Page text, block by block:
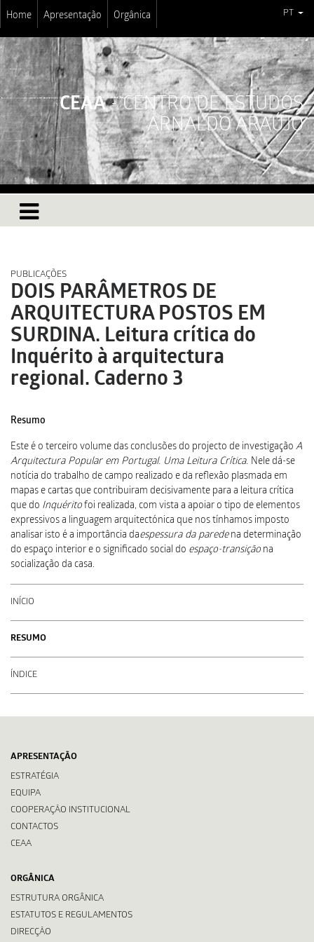
Home Apresentação Orgânica PT
CEAA- CENTRO DE ESTUDOS
ARNALDO ARAÚJO
PUBLICAÇÕES
DOIS PARÂMETROS DE
ARQUITECTURA POSTOS EM
SURDINA. Leitura crítica do
Inquérito à arquitectura
regional. Caderno 3
Resumo
Este é o terceiro volume das conclusões do projecto de investigação A
Arquitectura Popular em Portugal. Uma Leitura Crítica. Nele dá-se
notícia do trabalho de campo realizado e da reflexão plasmada em
mapas e cartas que contribuiram decisivamente para a leitura crítica
que do Inquéritofoi realizada, com vista a apoiar o tipo de elementos
expressivos a linguagem arquitectónica que nos tínhamos imposto
analisar isto é a importância daespessura da paredena determinação
do espaço interior e o significado social do espaço-transição na
socialização da casa.
INÍCIO
RESUMO
ÍNDICE
APRESENTAÇÃO
ESTRATÉGIA
EQUIPA
COOPERAÇÃO INSTITUCIONAL
CONTACTOS
CEAA
ORGÂNICA
ESTRUTURA ORGÂNICA
ESTATUTOS E REGULAMENTOS
DIRECÇÃO